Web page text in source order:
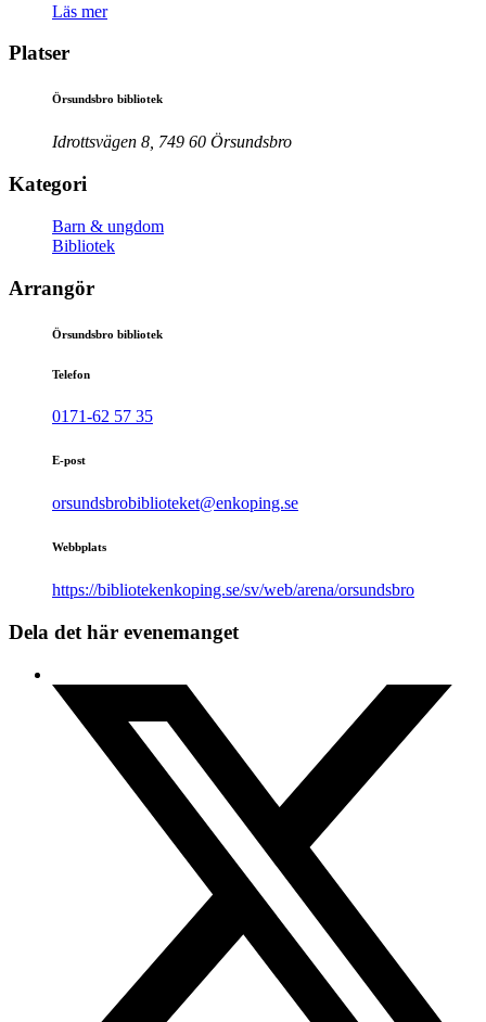
Läs mer
Platser
Örsundsbro bibliotek
Idrottsvägen 8, 749 60 Örsundsbro
Kategori
Barn & ungdom
Bibliotek
Arrangör
Örsundsbro bibliotek
Telefon
0171-62 57 35
E-post
orsundsbrobiblioteket@enkoping.se
Webbplats
https://bibliotekenkoping.se/sv/web/arena/orsundsbro
Dela det här evenemanget